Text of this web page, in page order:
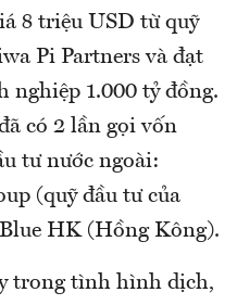
8 triệu USD từ quỹ
Pi Partners và đạt
nghiệp 1.000 tỷ đồng.
có 2 lần gọi vốn
tư nước ngoài:
(quỹ đầu tư của
HK (Hồng Kông).
trong tình hình dịch,